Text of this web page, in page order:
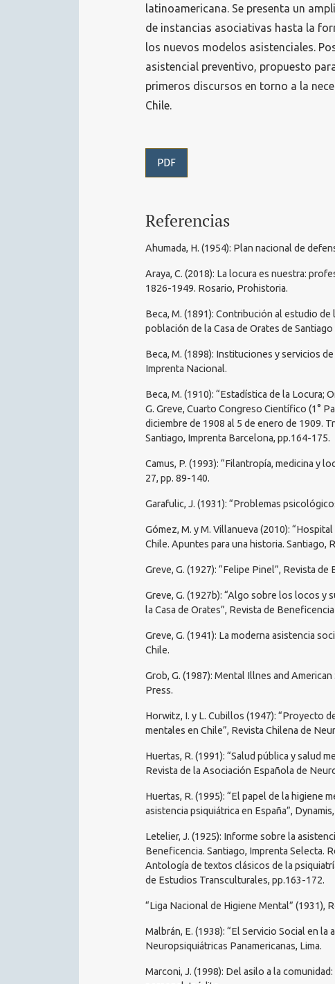
latinoamericana. Se presenta un
de instancias asociativas hasta la
los nuevos modelos asistenciales.
asistencial preventivo, propuesto
primeros discursos en torno a la
Chile.
PDF
Referencias
Ahumada, H. (1954): Plan nacional de
Araya, C. (2018): La locura es nuestra:
1826-1949. Rosario, Prohistoria.
Beca, M. (1891): Contribución al estudio
población de la Casa de Orates de
Beca, M. (1898): Instituciones y servicios
Imprenta Nacional.
Beca, M. (1910): “Estadística de la Locura;
G. Greve, Cuarto Congreso Científico (1°
diciembre de 1908 al 5 de enero de 1909.
Santiago, Imprenta Barcelona, pp.164-175.
Camus, P. (1993): “Filantropía, medicina y
27, pp. 89-140.
Garafulic, J. (1931): “Problemas
Gómez, M. y M. Villanueva (2010):
Chile. Apuntes para una historia. Santiago,
Greve, G. (1927): “Felipe Pinel”, Revista
Greve, G. (1927b): “Algo sobre los locos y
la Casa de Orates”, Revista de
Greve, G. (1941): La moderna asistencia
Chile.
Grob, G. (1987): Mental Illnes and
Press.
Horwitz, I. y L. Cubillos (1947): “Proyecto
mentales en Chile”, Revista Chilena de
Huertas, R. (1991): “Salud pública y salud
Revista de la Asociación Española de
Huertas, R. (1995): “El papel de la higiene
asistencia psiquiátrica en España”,
Letelier, J. (1925): Informe sobre la
Beneficencia. Santiago, Imprenta Selecta.
Antología de textos clásicos de la
de Estudios Transculturales, pp.163-172.
“Liga Nacional de Higiene Mental” (1931),
Malbrán, E. (1938): “El Servicio Social en
Neuropsiquiátricas Panamericanas, Lima.
Marconi, J. (1998): Del asilo a la